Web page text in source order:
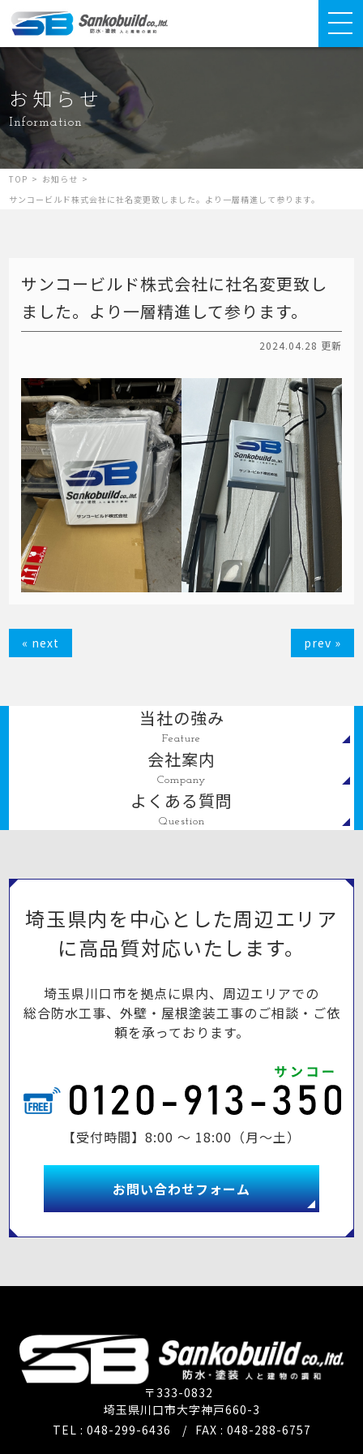
お知らせ
Information
TOP > お知らせ >
サンコービルド株式会社に社名変更致しました。より一層精進して参ります。
サンコービルド株式会社に社名変更致し
ました。より一層精進して参ります。
2024.04.28 更新
« next prev »
当社の強み
Feature
会社案内
Company
よくある質問
Question
埼玉県内を中心とした周辺エリア
に高品質対応いたします。
埼玉県川口市を拠点に県内、周辺エリアでの
総合防水工事、外壁・屋根塗装工事のご相談・ご依
頼を承っております。
【受付時間】8:00 ～ 18:00（月～土）
お問い合わせフォーム
〒333-0832
埼玉県川口市大字神戸660-3
TEL : 048-299-6436
/ FAX : 048-288-6757